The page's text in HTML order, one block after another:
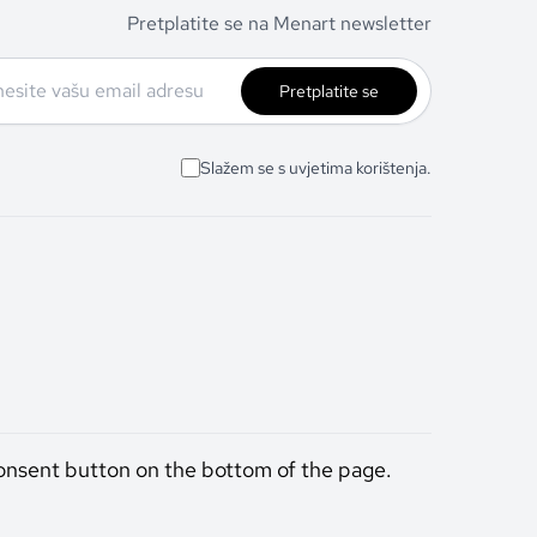
Pretplatite se na Menart newsletter
Pretplatite se
Slažem se s uvjetima korištenja.
button on the bottom of the page.